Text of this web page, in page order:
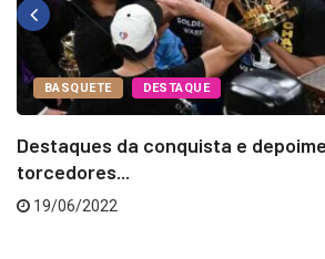
BASQUETE DESTAQUE
Destaques da conquista e
torcedores...
19/06/2022